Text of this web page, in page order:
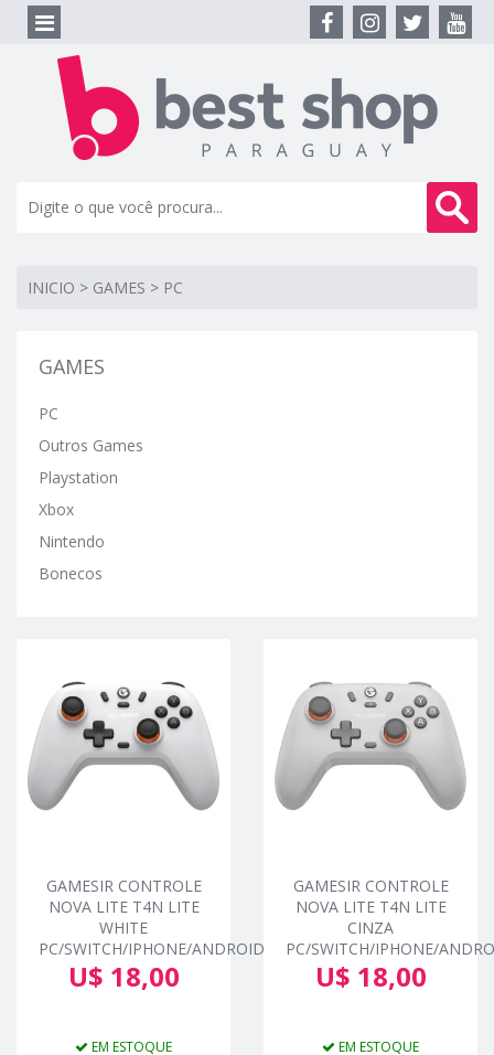
INICIO > GAMES > PC
GAMES
PC
Outros Games
Playstation
Xbox
Nintendo
Bonecos
GAMESIR CONTROLE
NOVA LITE T4N LITE
WHITE
PC/SWITCH/IPHONE/ANDROID
U$ 18,00
EM ESTOQUE
GAMESIR CONTROLE
NOVA LITE T4N LITE
CINZA
PC/SWITCH/IPHONE/
U$ 18,00
EM ESTOQUE